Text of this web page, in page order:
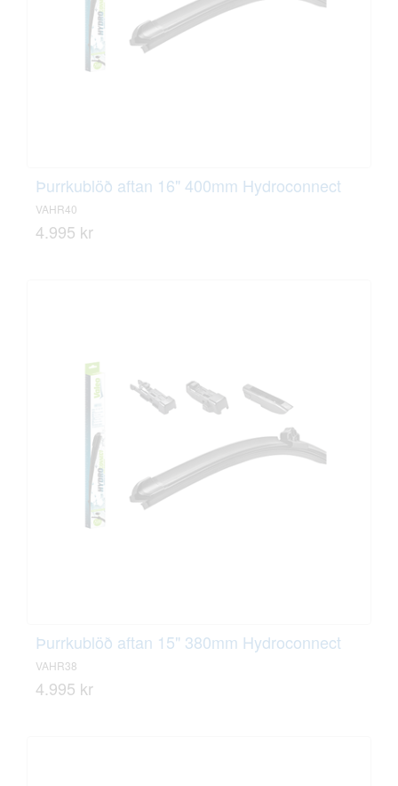
Þurrkublöð aftan 16" 400mm Hydroconnect
VAHR40
4.995 kr
Þurrkublöð aftan 15" 380mm Hydroconnect
VAHR38
4.995 kr